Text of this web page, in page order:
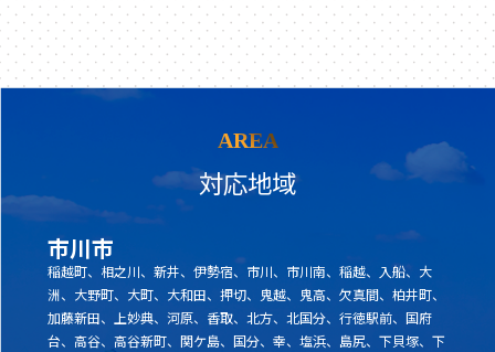
AREA
対応地域
市川市
稲越町、相之川、新井、伊勢宿、市川、市川南、稲越、入船、大
洲、大野町、大町、大和田、押切、鬼越、鬼高、欠真間、柏井町、
加藤新田、上妙典、河原、香取、北方、北国分、行徳駅前、国府
台、高谷、高谷新町、関ケ島、国分、幸、塩浜、島尻、下貝塚、下